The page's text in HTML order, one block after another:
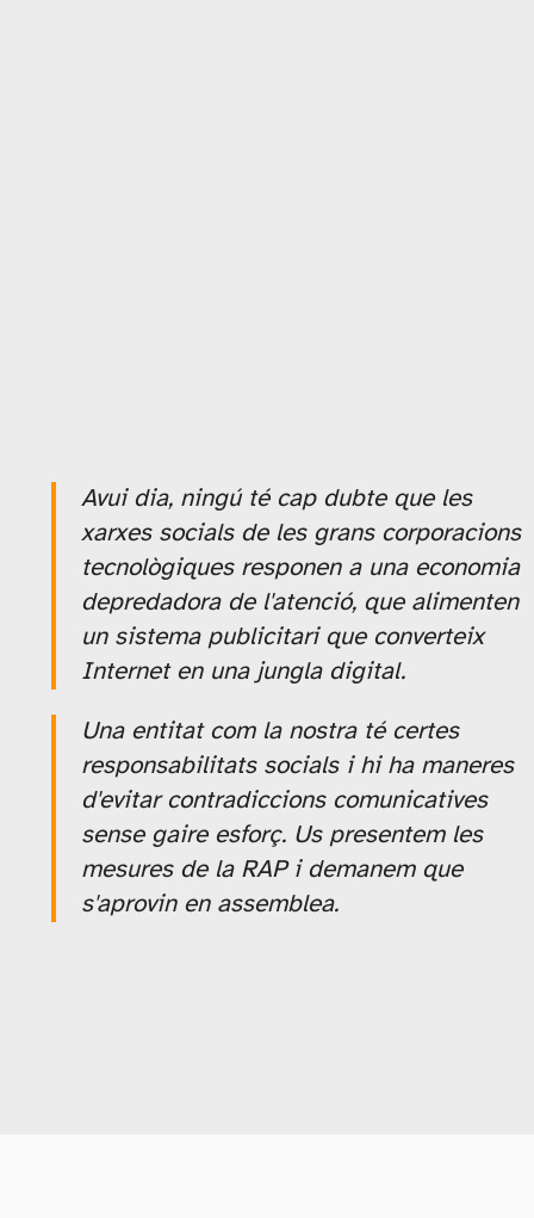
Avui dia, ningú té cap dubte que les
xarxes socials de les grans corporacions
tecnològiques responen a una economia
depredadora de l'atenció, que alimenten
un sistema publicitari que converteix
Internet en una jungla digital.
Una entitat com la nostra té certes
responsabilitats socials i hi ha maneres
d'evitar contradiccions comunicatives
sense gaire esforç. Us presentem les
mesures de la RAP i demanem que
s'aprovin en assemblea.